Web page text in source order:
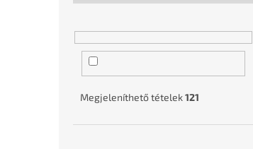
Megjeleníthető tételek121